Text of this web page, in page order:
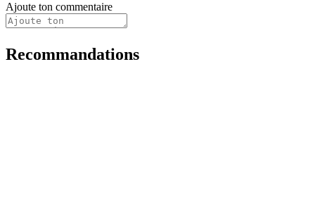
Ajoute ton commentaire
Recommandations